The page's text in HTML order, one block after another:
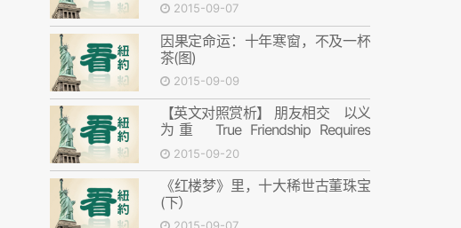
2015-09-07
因果定命运：十年寒窗，不及一杯
茶(图)
2015-09-09
【英文对照赏析】 朋友相交 以义
为重 True Friendship Requires
Righteousness
2015-09-20
《红楼梦》里，十大稀世古董珠宝
(下）